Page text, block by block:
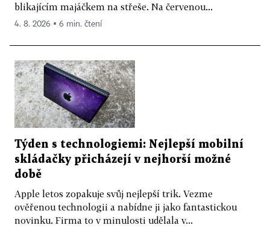
blikajícím majáčkem na střeše. Na červenou...
4. 8. 2026 ▪ 6 min. čtení
Týden s technologiemi: Nejlepší mobilní
skládačky přicházejí v nejhorší možné
době
Apple letos zopakuje svůj nejlepší trik. Vezme
ověřenou technologii a nabídne ji jako fantastickou
novinku. Firma to v minulosti udělala v...